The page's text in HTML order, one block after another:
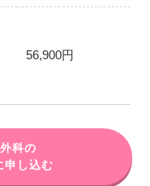
56,900円
科の
申し込む